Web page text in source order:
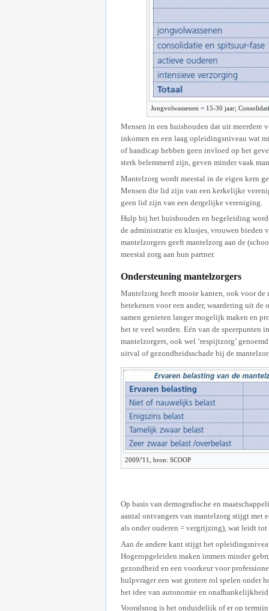
Jongvolwassenen = 15-30 jaar;
Mensen in een huishouden dat uit meerdere
inkomen en een laag opleidingsniveau wat
of handicap hebben geen invloed op het
sterk belemmerd zijn, geven minder vaak
Mantelzorg wordt meestal in de eigen kern
Mensen die lid zijn van een kerkelijke
geen lid zijn van een dergelijke vereniging.
Hulp bij het huishouden en begeleiding
de administratie en klusjes, vrouwen bieden
mantelzorgers geeft mantelzorg aan de
meestal zorg aan hun partner.
Ondersteuning mantelzorgers
Mantelzorg heeft mooie kanten, ook voor de
betekenen voor een ander, waardering uit
samen genieten langer mogelijk maken en
het te veel worden. Eén van de speerpunten
mantelzorgers, ook wel ‘respijtzorg’
uitval of gezondheidsschade bij de
2009/'11, bron: SCOOP
Op basis van demografische en
aantal ontvangers van mantelzorg stijgt met
als onder ouderen = vergrijzing), wat leidt tot
Aan de andere kant stijgt het
Hogeropgeleiden maken immers minder
gezondheid en een voorkeur voor
hulpvrager een wat grotere rol spelen onder
het idee van autonomie en
Vooralsnog is het onduidelijk of er op